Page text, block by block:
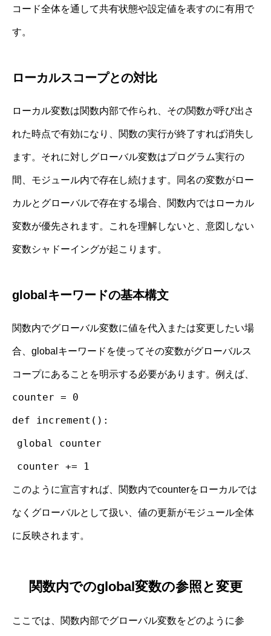
コード全体を通して共有状態や設定値を表すのに有用で
す。
ローカルスコープとの対比
ローカル変数は関数内部で作られ、その関数が呼び出さ
れた時点で有効になり、関数の実行が終了すれば消失し
ます。それに対しグローバル変数はプログラム実行の
間、モジュール内で存在し続けます。同名の変数がロー
カルとグローバルで存在する場合、関数内ではローカル
変数が優先されます。これを理解しないと、意図しない
変数シャドーイングが起こります。
globalキーワードの基本構文
関数内でグローバル変数に値を代入または変更したい場
合、globalキーワードを使ってその変数がグローバルス
コープにあることを明示する必要があります。例えば、
counter = 0
def increment():
global counter
counter += 1
このように宣言すれば、関数内でcounterをローカルでは
なくグローバルとして扱い、値の更新がモジュール全体
に反映されます。
関数内でのglobal変数の参照と変更
ここでは、関数内部でグローバル変数をどのように参